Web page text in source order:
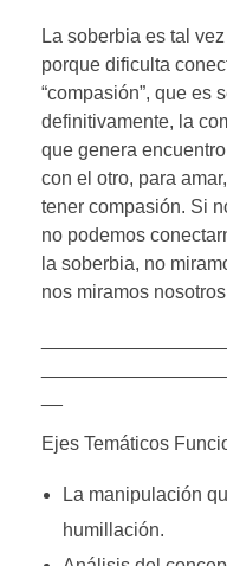
La soberbia es tal
porque dificulta
“compasión”, que es
definitivamente, la
que genera
con el otro, para
tener compasión. Si
no podemos
la soberbia, no
nos miramos
Ejes Temáticos
La manipulación
humillación.